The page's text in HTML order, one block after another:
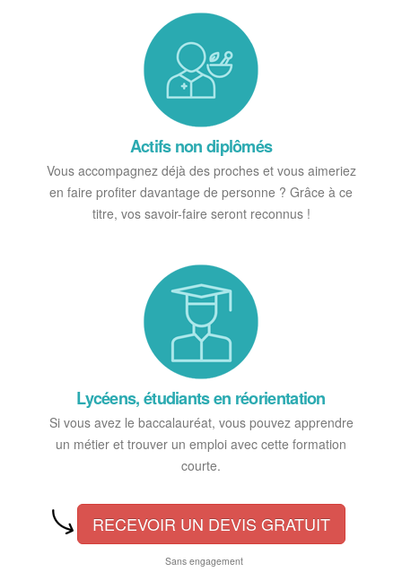
Actifs non diplômés
Vous accompagnez déjà des proches et vous aimeriez
en faire profiter davantage de personne ? Grâce à ce
titre, vos savoir-faire seront reconnus !
Lycéens, étudiants en réorientation
Si vous avez le baccalauréat, vous pouvez apprendre
un métier et trouver un emploi avec cette formation
courte.
RECEVOIR UN DEVIS GRATUIT
Sans engagement